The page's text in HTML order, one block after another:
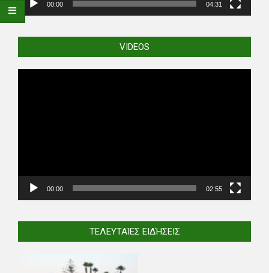
00:00 04:31
VIDEOS
00:00 02:55
ΤΕΛΕΥΤΑΊΕΣ ΕΙΔΉΣΕΙΣ